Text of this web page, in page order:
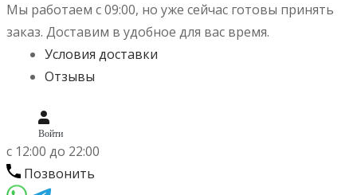
Мы работаем с 09:00, но уже сейчас готовы принять
заказ. Доставим в удобное для вас время.
Условия доставки
Отзывы
Войти
c 12:00 до 22:00
Позвонить